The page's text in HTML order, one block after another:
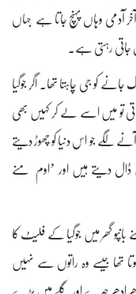
آدمی وہاں پہنچ جاتا ہے جہاں
جاتی رہتی ہے۔
کو جی چاہتا تھا۔ اگر جوگیا
تو میں اسے لے کر کہیں بھی
آنے لگے جو اس دنیا کو چھوڑ دیتے
دیتے ہیں اور ’اوم منے
بانپو گھر میں جوگیا کے فلیٹ کا
ہوتا تھا جیسے وہ راتوں سے نہیں
ادھر چہرے اور گلے میں پڑے